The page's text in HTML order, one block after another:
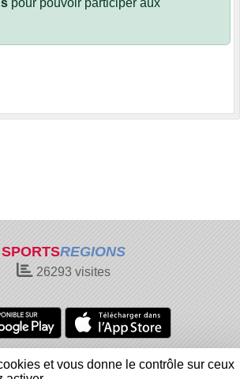
pour pouvoir participer aux
SPORTSREGIONS
26293visites
Gestion des cookies
et vous donne le contrôle sur ceux